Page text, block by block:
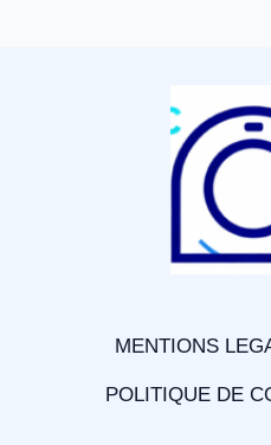
MENTIONS
POLITIQUE DE